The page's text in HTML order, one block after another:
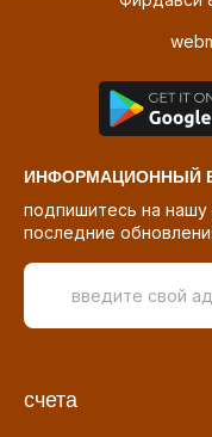
ИНФОРМАЦИОННЫЙ
подпишитесь на нашу
последние
счета